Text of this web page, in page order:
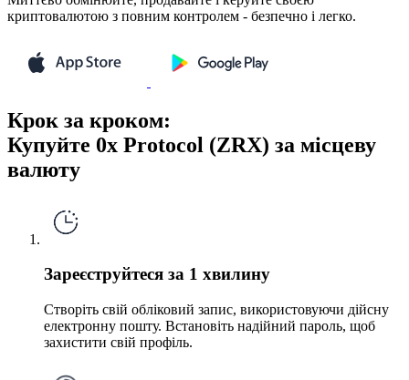
криптовалютою з повним контролем - безпечно і легко.
Крок за кроком:
Купуйте 0x Protocol (ZRX) за місцеву
валюту
Зареєструйтеся за 1 хвилину
Створіть свій обліковий запис, використовуючи дійсну
електронну пошту. Встановіть надійний пароль, щоб
захистити свій профіль.